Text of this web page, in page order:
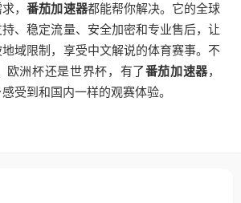
求，番茄加速器都能帮你解决。它的全球
、稳定流量、安全加密和专业售后，让
域限制，享受中文解说的体育赛事。不
欧洲杯还是世界杯，有了番茄加速器，
受到和国内一样的观赛体验。